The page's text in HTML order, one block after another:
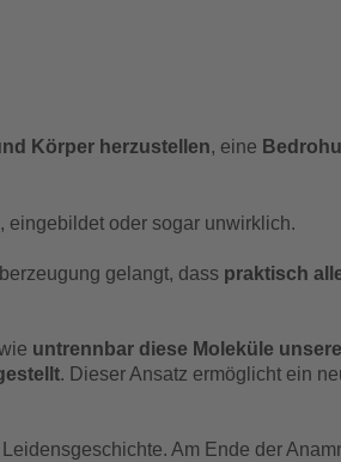
Körper herzustellen, eine
eingebildet oder sogar unwirklich.
gelangt, dass praktisch
untrennbar diese Moleküle
. Dieser Ansatz ermöglicht ein
Am Ende der